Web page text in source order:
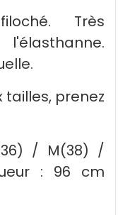
Très
tailles, prenez
/ M(38) /
: 96 cm